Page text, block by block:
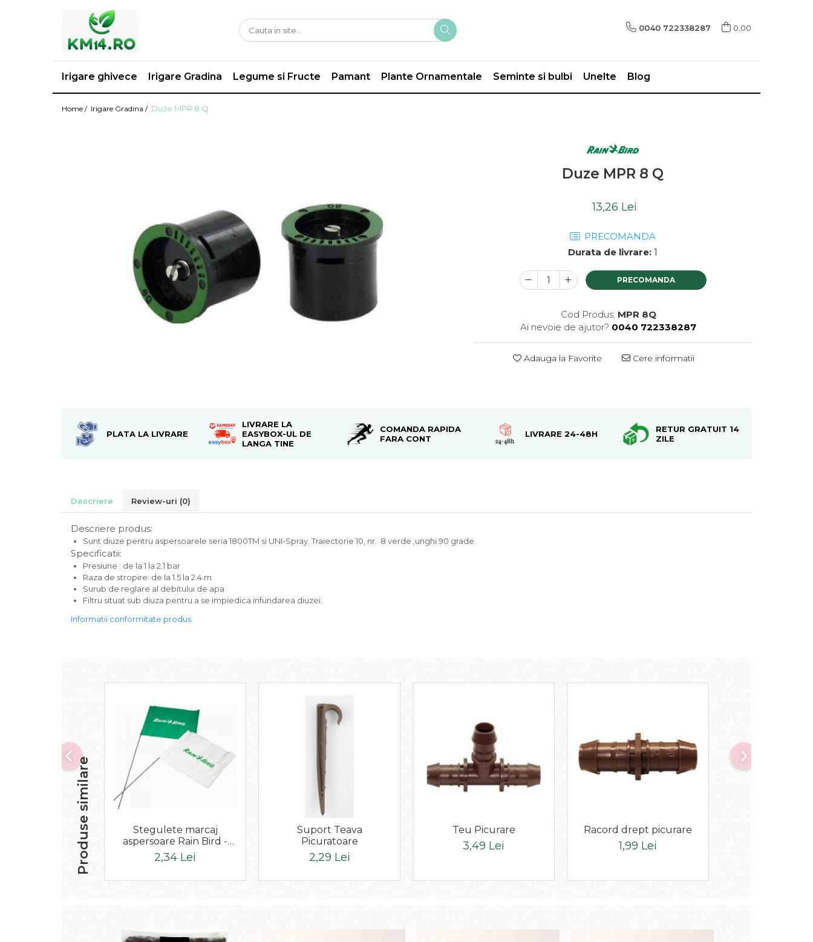
0040 722338287 0,00
Irigare ghivece Irigare Gradina Legume si Fructe Pamant Plante Ornamentale Seminte si bulbi Unelte Blog
Home / Irigare Gradina / Duze MPR 8 Q
Duze MPR 8 Q
13,26 Lei
PRECOMANDA
Durata de livrare: 1
PRECOMANDA
Cod Produs: MPR 8Q
Ai nevoie de ajutor? 0040 722338287
Adauga la Favorite Cere informatii
PLATA LA LIVRARE
LIVRARE LA
EASYBOX-UL DE
LANGA TINE
COMANDA RAPIDA
FARA CONT
LIVRARE 24-48H
RETUR GRATUIT 14
ZILE
Descriere Review-uri (0)
Descriere produs:
Sunt diuze pentru aspersoarele seria 1800TM si UNI-Spray. Traiectorie 10, nr. 8 verde ,unghi 90 grade.
Specificatii:
Presiune : de la 1 la 2.1 bar
Raza de stropire: de la 1.5 la 2.4 m
Surub de reglare al debitului de apa
Filtru situat sub diuza pentru a se impiedica infundarea diuzei.
Informatii conformitate produs
Produse similare
Stegulete marcaj
aspersoare Rain Bird -
ALB - Verde - RainBird
2,34 Lei
Suport Teava
Picuratoare
2,29 Lei
Teu Picurare
3,49 Lei
Racord drept picurare
1,99 Lei